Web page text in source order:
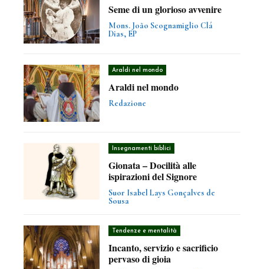
Seme di un glorioso avvenire
Mons. João Scognamiglio Clá
Dias, EP
Araldi nel mondo
Araldi nel mondo
Redazione
Insegnamenti biblici
Gionata – Docilità alle
ispirazioni del Signore
Suor Isabel Lays Gonçalves de
Sousa
Tendenze e mentalità
Incanto, servizio e sacrificio
pervaso di gioia